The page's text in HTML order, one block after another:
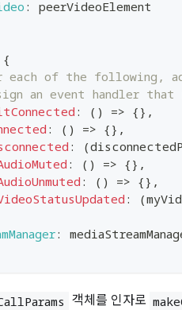
:
peerVideoElement
{
of the following,
an event handler that
: ( ) => { } ,
: ( ) => { } ,
: (
: ( ) => { } ,
: ( ) => { } ,
: (
:
객체를 인자로